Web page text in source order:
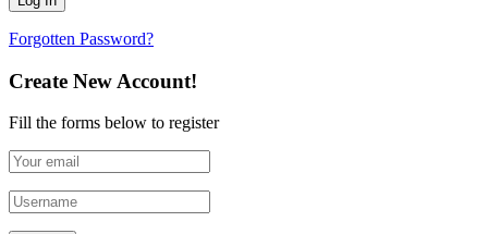
Forgotten Password?
Create New Account!
Fill the forms below to register